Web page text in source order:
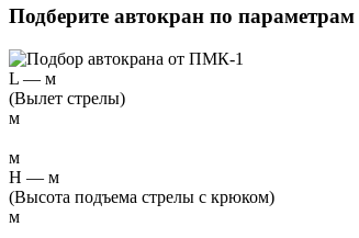
Подберите автокран по параметрам
L — м
(Вылет стрелы)
м
м
H — м
(Высота подъема стрелы с крюком)
м